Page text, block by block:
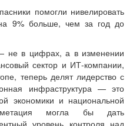
помогли нивелировать
9% больше, чем за год до
не в цифрах, а в изменении
сектор и ИТ-компании,
теперь делят лидерство с
инфраструктура — это
экономики и национальной
могла бы дать
уровень контроля над